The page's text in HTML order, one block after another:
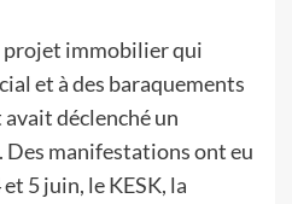
projet immobilier qui
et à des baraquements
déclenché un
Des manifestations ont eu
5 juin, le KESK, la